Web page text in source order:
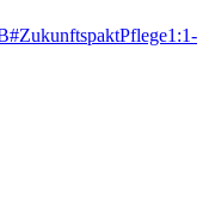
#ZukunftspaktPflege1:1-